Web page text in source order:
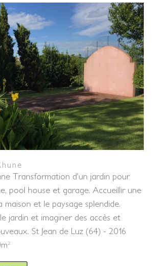
sur la Rhune
Transformation d'un jardin pour
pool house et garage. Accueillir une
maison et le paysage splendide.
jardin et imaginer des accès et
St Jean de Luz (64) - 2016